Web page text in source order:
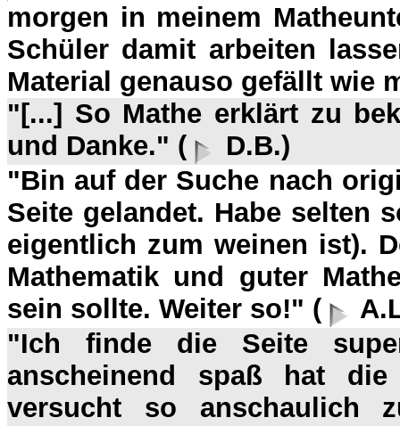
morgen in meinem
Schüler damit arbeiten
Material genauso gefällt wie
"[...] So Mathe erklärt zu
und Danke." (
D.B.)
"Bin auf der Suche nach
Seite gelandet. Habe selten
eigentlich zum weinen ist).
Mathematik und guter
sein sollte. Weiter so!" (
"Ich finde die Seite
anscheinend spaß hat
versucht so anschaulich